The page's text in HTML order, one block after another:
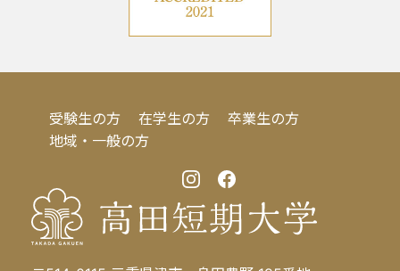
受験生の方 在学生の方
卒業生の方
地域・一般の方